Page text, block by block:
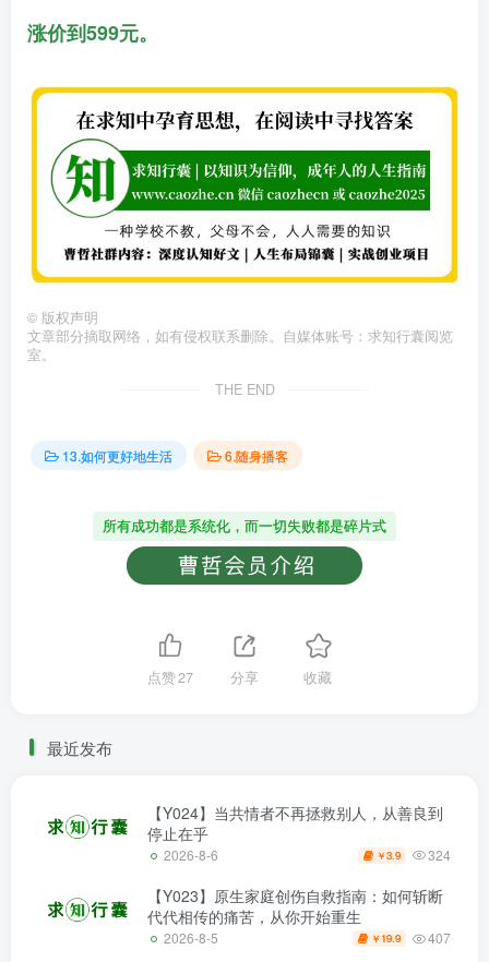
涨价到599元。
© 版权声明
文章部分摘取网络，如有侵权联系删除。自媒体账号：求知行囊阅览
室。
THE END
13.如何更好地生活 6.随身播客
所有成功都是系统化，而一切失败都是碎片式
点赞27 分享 收藏
最近发布
【Y024】当共情者不再拯救别人，从善良到
停止在乎
2026-8-6 ￥3.9 324
【Y023】原生家庭创伤自救指南：如何斩断
代代相传的痛苦，从你开始重生
2026-8-5 ￥ 19.9 407